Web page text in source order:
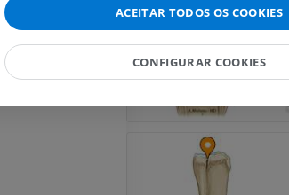
ACEITAR TODOS OS COOKIES
CONFIGURAR COOKIES